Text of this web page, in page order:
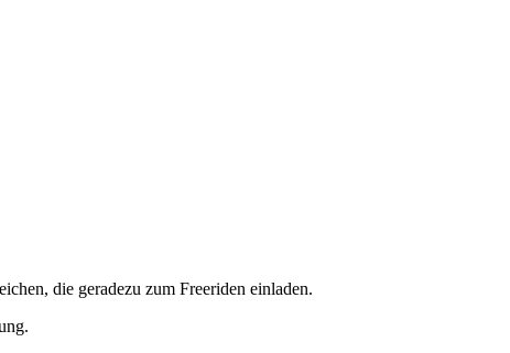
die geradezu zum Freeriden einladen.